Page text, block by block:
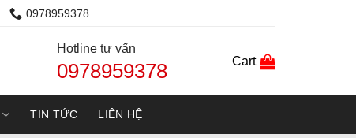
0978959378
Hotline tư vấn
0978959378 Cart
TIN TỨC LIÊN HỆ